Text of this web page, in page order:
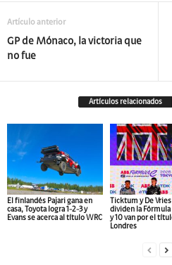
Artículo anterior
GP de Mónaco, la victoria que
no fue
Artículos relacionados
El finlandés Pajari gana en
casa, Toyota logra 1-2-3 y
Evans se acerca al título WRC
Ticktum y De
dividen la Fórmula
y 10 van por el
Londres